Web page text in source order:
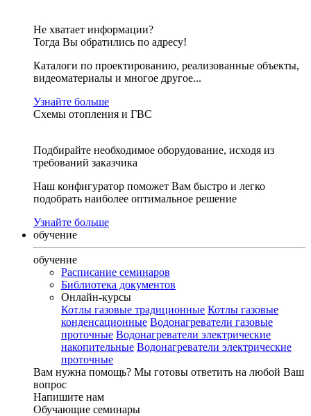
Не хватает информации?
Тогда Вы обратились по адресу!
Каталоги по проектированию, реализованные объекты,
видеоматериалы и многое другое...
Узнайте больше
Схемы отопления и ГВС
Подбирайте необходимое оборудование, исходя из
требований заказчика
Наш конфигуратор поможет Вам быстро и легко
подобрать наиболее оптимальное решение
Узнайте больше
обучение
обучение
Расписание семинаров
Библиотека документов
Онлайн-курсы
Котлы газовые традиционные Котлы газовые
конденсационные Водонагреватели газовые
проточные Водонагреватели электрические
накопительные Водонагреватели электрические
проточные
Вам нужна помощь? Мы готовы ответить на любой Ваш
вопрос
Напишите нам
Обучающие семинары